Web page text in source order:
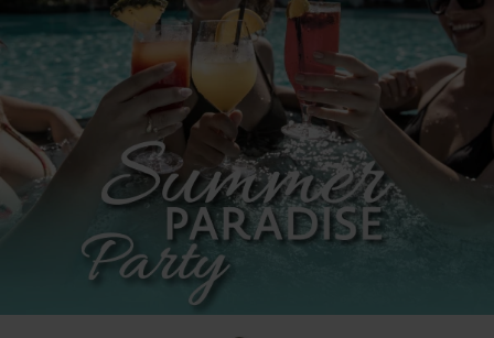
Uhrzeit: ganztägig
Kosten: ab 32€
Ort: Euskirchen, Therme Euskirchen, Thermenalle 1
Info-Tel.: 02251. 14850
E-Mail: in
fo@badewelt-euskirchen.de